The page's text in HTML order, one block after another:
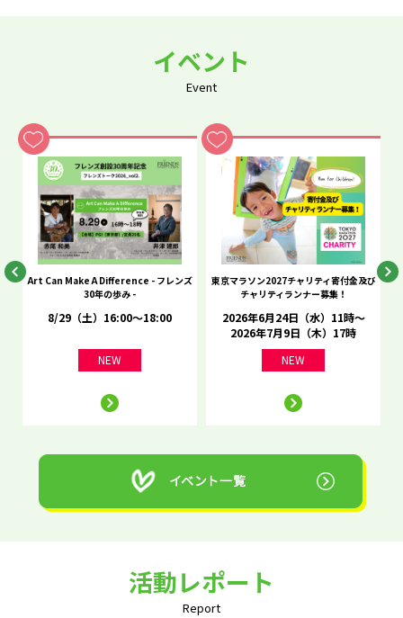
イベント
Event
Art Can Make A Difference - フレンズ
30年の歩み -
8/29（土）16:00～18:00
NEW
東京マラソン2027チャリティ寄付金及び
チャリティランナー募集！
2026年6月24日（水）11時～
2026年7月9日（木）17時
NEW
活動レポート
Report